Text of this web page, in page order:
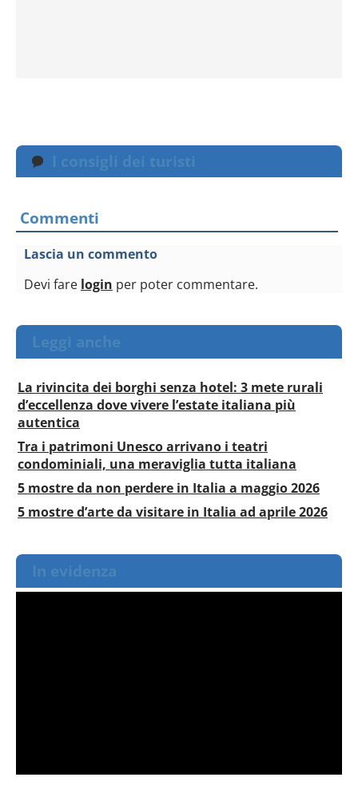
I consigli dei turisti
Commenti
Lascia un commento
Devi fare login per poter commentare.
Leggi anche
La rivincita dei borghi senza hotel: 3 mete rurali
d’eccellenza dove vivere l’estate italiana più
autentica
Tra i patrimoni Unesco arrivano i teatri
condominiali, una meraviglia tutta italiana
5 mostre da non perdere in Italia a maggio 2026
5 mostre d’arte da visitare in Italia ad aprile 2026
In evidenza